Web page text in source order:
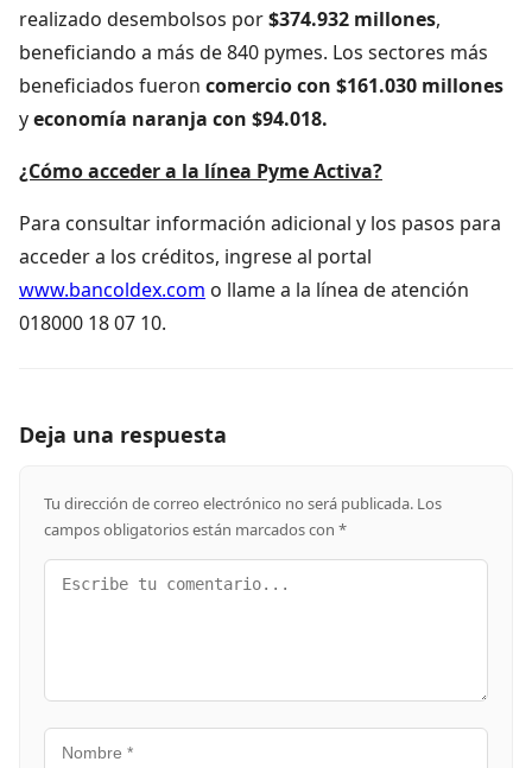
realizado desembolsos por$374.932 millones,
beneficiando a más de 840 pymes. Los sectores más
beneficiados fueron comercio con $161.030 millones
yeconomía naranja con $94.018.
¿Cómo acceder a la línea Pyme Activa?
Para consultar información adicional y los pasos para
acceder a los créditos, ingrese al portal
www.bancoldex.com o llame a la línea de atención
018000 18 07 10.
Deja una respuesta
Tu dirección de correo electrónico no será publicada. Los
campos obligatorios están marcados con *